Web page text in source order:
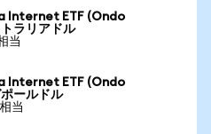
Internet ETF (Ondo
ラリアドル
当
Internet ETF (Ondo
ールドル
当